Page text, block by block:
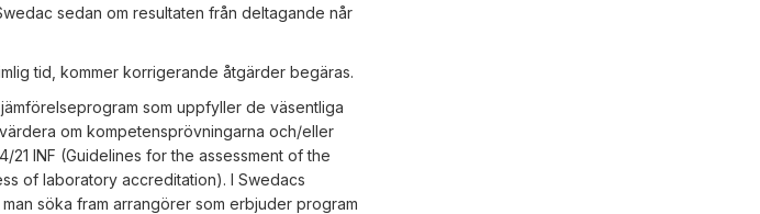
sedan om resultaten från deltagande når
tid, kommer korrigerande åtgärder begäras.
som uppfyller de väsentliga
om kompetensprövningarna och/eller
INF (Guidelines for the assessment of the
of laboratory accreditation). I Swedacs
söka fram arrangörer som erbjuder program